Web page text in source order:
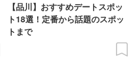
【品川】おすすめデートスポッ
ト18選！定番から話題のスポッ
トまで